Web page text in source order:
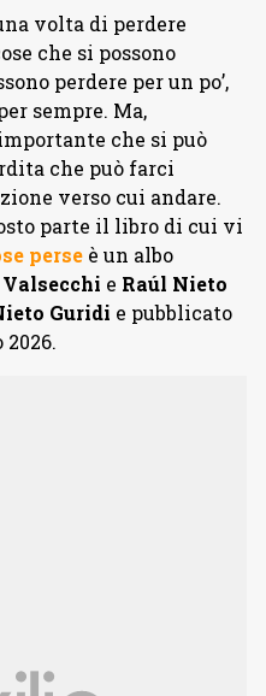
volta di perdere
che si possono
perdere per un po’,
sempre. Ma,
che si può
che può farci
verso cui andare.
parte il libro di cui vi
perse è un albo
e Raúl Nieto
Guridi e pubblicato